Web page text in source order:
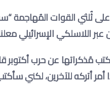
اللاسلكي الإسرائيلي معلنا
أمر أتركه للآخرين،